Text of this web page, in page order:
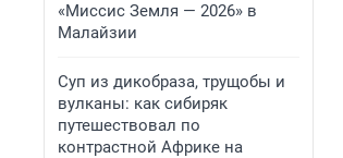
«Миссис Земля — 2026» в
Малайзии
Суп из дикобраза, трущобы и
вулканы: как сибиряк
путешествовал по
контрастной Африке на